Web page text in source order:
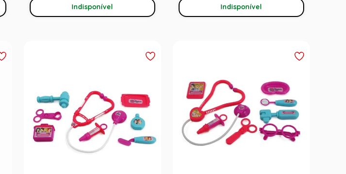
Indisponível Indisponível